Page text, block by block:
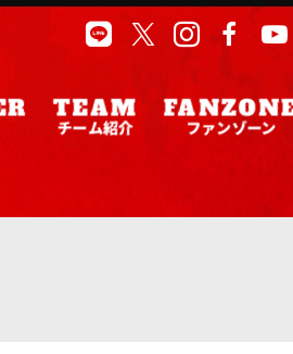
チーム紹介 ファンゾーン